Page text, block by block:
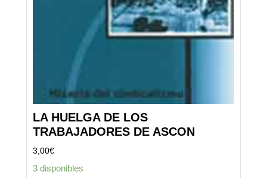
LA HUELGA DE LOS
TRABAJADORES DE ASCON
3,00€
3 disponibles